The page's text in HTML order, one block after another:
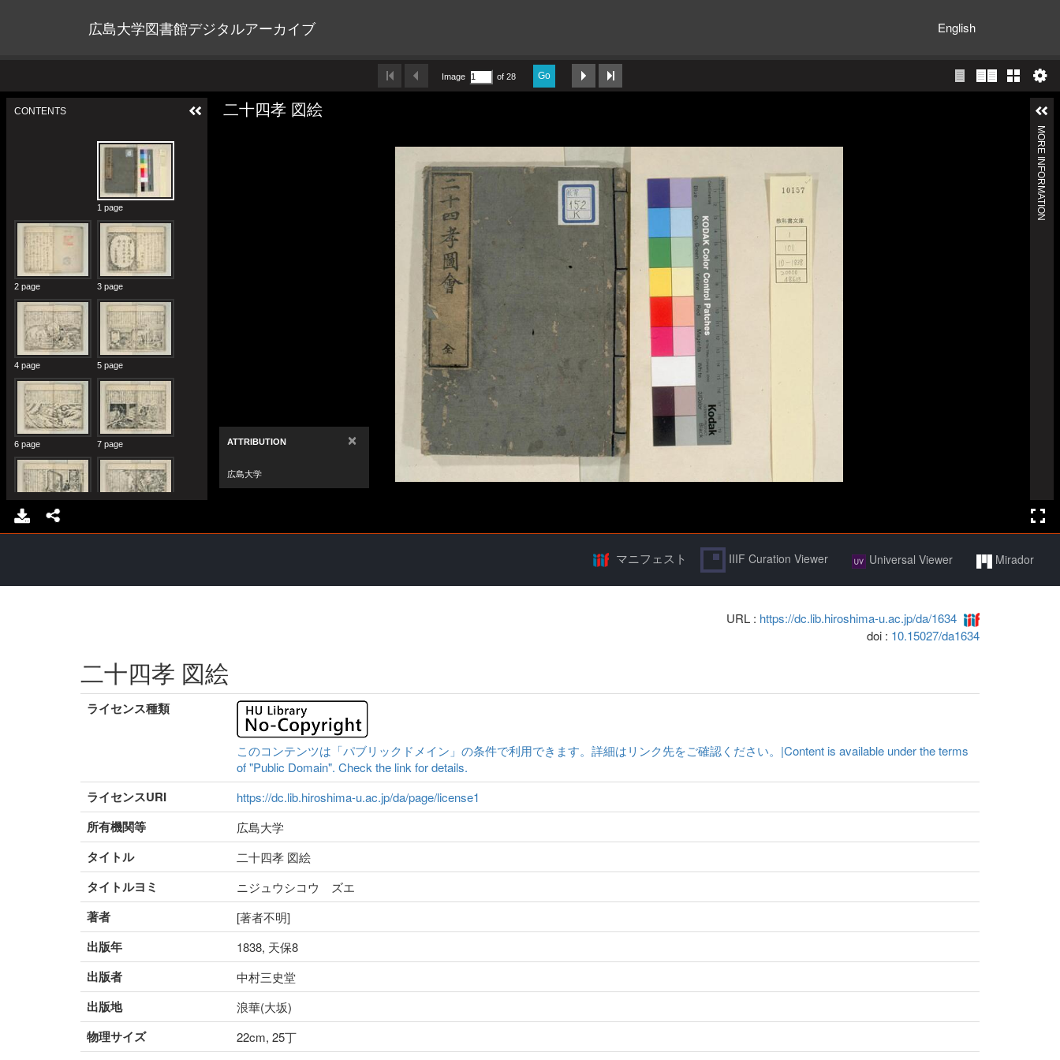
広島大学図書館デジタルアーカイブ English
マニフェスト IIIF Curation Viewer Universal Viewer Mirador
URL : https://dc.lib.hiroshima-u.ac.jp/da/1634
doi : 10.15027/da1634
二十四孝 図絵
ライセンス種類
このコンテンツは「パブリックドメイン」の条件で利用できます。詳細はリンク先をご確認ください。|Content is available under the terms
of "Public Domain". Check the link for details.
ライセンスURI https://dc.lib.hiroshima-u.ac.jp/da/page/license1
所有機関等 広島大学
タイトル 二十四孝 図絵
タイトルヨミ ニジュウシコウ ズエ
著者 [著者不明]
出版年 1838, 天保8
出版者 中村三史堂
出版地 浪華(大坂)
物理サイズ 22cm, 25丁